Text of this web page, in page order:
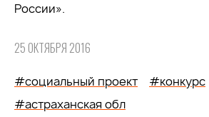
России».
25 ОКТЯБРЯ 2016
#социальный проект
#конкурс
#астраханская обл